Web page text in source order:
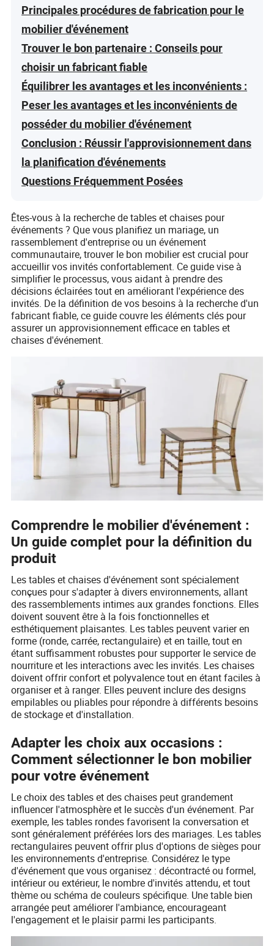
Principales procédures de fabrication pour le
mobilier d'événement
Trouver le bon partenaire : Conseils pour
choisir un fabricant fiable
Équilibrer les avantages et les inconvénients :
Peser les avantages et les inconvénients de
posséder du mobilier d'événement
Conclusion : Réussir l'approvisionnement dans
la planification d'événements
Questions Fréquemment Posées
Êtes-vous à la recherche de tables et chaises pour
événements ? Que vous planifiez un mariage, un
rassemblement d'entreprise ou un événement
communautaire, trouver le bon mobilier est crucial pour
accueillir vos invités confortablement. Ce guide vise à
simplifier le processus, vous aidant à prendre des
décisions éclairées tout en améliorant l'expérience des
invités. De la définition de vos besoins à la recherche d'un
fabricant fiable, ce guide couvre les éléments clés pour
assurer un approvisionnement efficace en tables et
chaises d'événement.
Comprendre le mobilier d'événement :
Un guide complet pour la définition du
produit
Les tables et chaises d'événement sont spécialement
conçues pour s'adapter à divers environnements, allant
des rassemblements intimes aux grandes fonctions. Elles
doivent souvent être à la fois fonctionnelles et
esthétiquement plaisantes. Les tables peuvent varier en
forme (ronde, carrée, rectangulaire) et en taille, tout en
étant suffisamment robustes pour supporter le service de
nourriture et les interactions avec les invités. Les chaises
doivent offrir confort et polyvalence tout en étant faciles à
organiser et à ranger. Elles peuvent inclure des designs
empilables ou pliables pour répondre à différents besoins
de stockage et d'installation.
Adapter les choix aux occasions :
Comment sélectionner le bon mobilier
pour votre événement
Le choix des tables et des chaises peut grandement
influencer l'atmosphère et le succès d'un événement. Par
exemple, les tables rondes favorisent la conversation et
sont généralement préférées lors des mariages. Les tables
rectangulaires peuvent offrir plus d'options de sièges pour
les environnements d'entreprise. Considérez le type
d'événement que vous organisez : décontracté ou formel,
intérieur ou extérieur, le nombre d'invités attendu, et tout
thème ou schéma de couleurs spécifique. Une table bien
arrangée peut améliorer l'ambiance, encourageant
l'engagement et le plaisir parmi les participants.